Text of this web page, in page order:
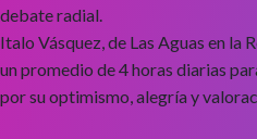
debate radial.
Italo Vásquez, de Las Aguas en la
un promedio de 4 horas diarias
por su optimismo, alegría y